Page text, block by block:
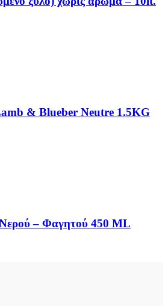
& Blueber Neutre 1.5KG
– Φαγητού 450 ML